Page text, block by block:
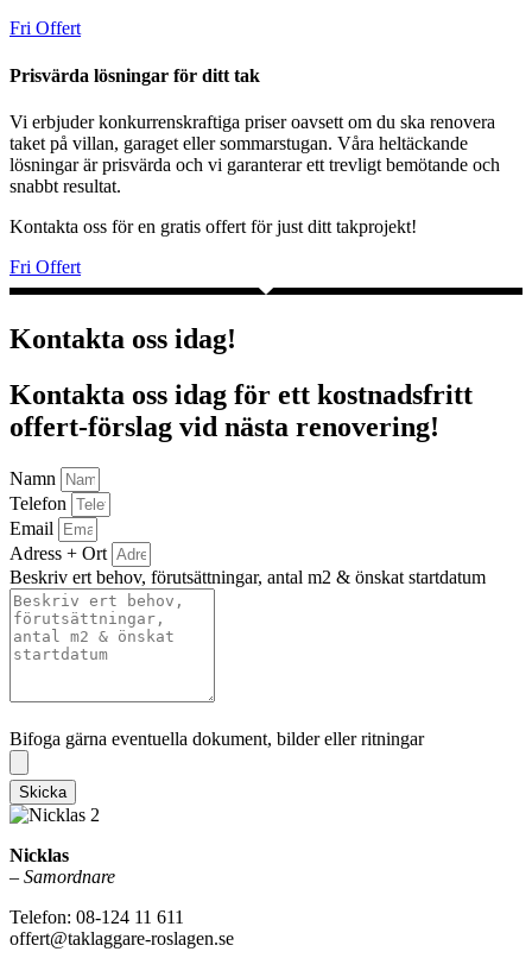
Fri Offert
Prisvärda lösningar för ditt tak
Vi erbjuder konkurrenskraftiga priser oavsett om du ska renovera
taket på villan, garaget eller sommarstugan. Våra heltäckande
lösningar är prisvärda och vi garanterar ett trevligt bemötande och
snabbt resultat.
Kontakta oss för en gratis offert för just ditt takprojekt!
Fri Offert
Kontakta oss idag!
Kontakta oss idag för ett kostnadsfritt
offert-förslag vid nästa renovering!
Namn
Telefon
Email
Adress + Ort
Beskriv ert behov, förutsättningar, antal m2 & önskat startdatum
Bifoga gärna eventuella dokument, bilder eller ritningar
Skicka
Nicklas
– Samordnare
Telefon: 08-124 11 611
offert@taklaggare-roslagen.se